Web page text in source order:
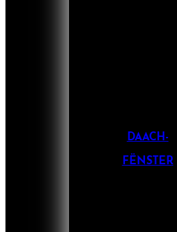
DAACH-
FËNSTER